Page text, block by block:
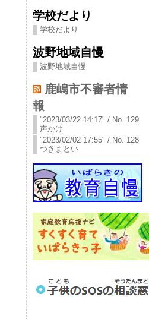
学校だより
学校だより
波野地域自慢
波野地域自慢
鹿嶋市不審者情
報
"2023/03/22 14:17" / No. 129
声かけ
"2023/02/02 17:55" / No. 128
つきまとい